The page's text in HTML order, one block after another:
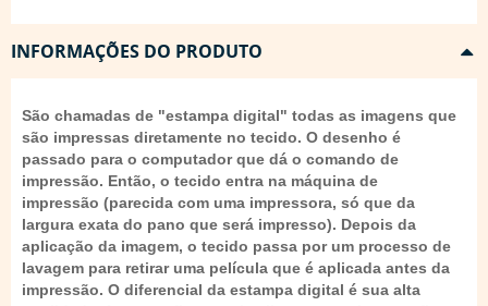
INFORMAÇÕES DO PRODUTO
São chamadas de "estampa digital" todas as imagens que
são impressas diretamente no tecido. O desenho é
passado para o computador que dá o comando de
impressão. Então, o tecido entra na máquina de
impressão (parecida com uma impressora, só que da
largura exata do pano que será impresso). Depois da
aplicação da imagem, o tecido passa por um processo de
lavagem para retirar uma película que é aplicada antes da
impressão. O diferencial da estampa digital é sua alta